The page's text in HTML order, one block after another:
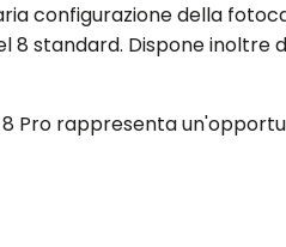
configurazione della
8 standard. Dispone inoltre
Pro rappresenta